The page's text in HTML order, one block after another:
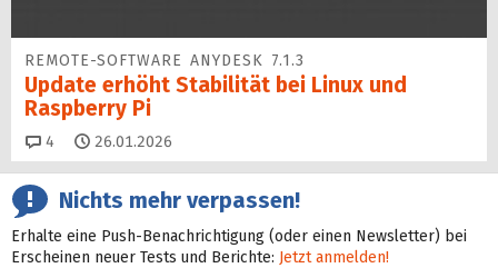
REMOTE-SOFTWARE ANYDESK 7.1.3
Update erhöht Sta­bi­lität bei Linux und
Raspberry Pi
4 Kommentare
26.01.2026
Nichts mehr verpassen!
Erhalte eine Push-Benachrichtigung (oder einen Newsletter) bei
Erscheinen neuer Tests und Berichte: Jetzt anmelden!